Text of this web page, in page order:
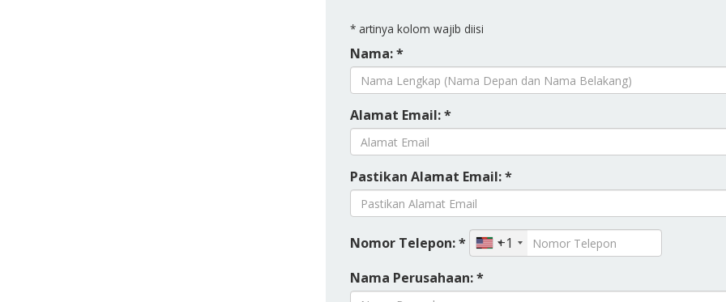
* artinya kolom wajib diisi
Nama: *
Alamat Email: *
Pastikan Alamat Email: *
Nomor Telepon: *
+1
Nama Perusahaan: *